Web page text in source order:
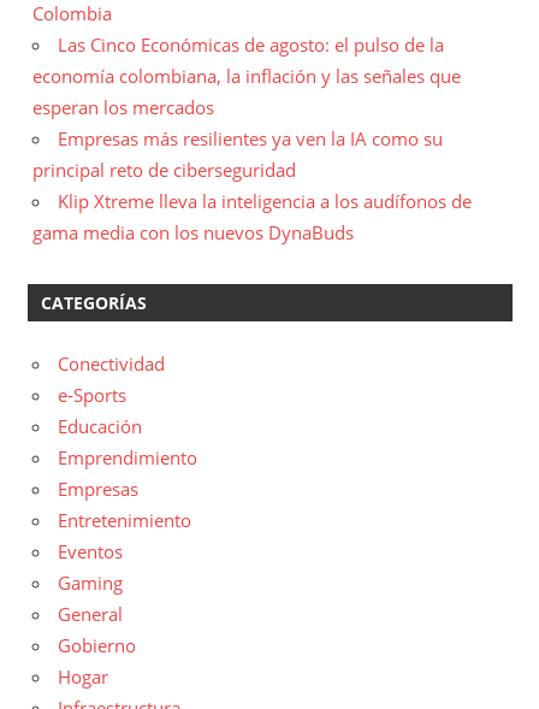
Colombia
Las Cinco Económicas de agosto: el pulso de la
economía colombiana, la inflación y las señales que
esperan los mercados
Empresas más resilientes ya ven la IA como su
principal reto de ciberseguridad
Klip Xtreme lleva la inteligencia a los audífonos de
gama media con los nuevos DynaBuds
CATEGORÍAS
Conectividad
e-Sports
Educación
Emprendimiento
Empresas
Entretenimiento
Eventos
Gaming
General
Gobierno
Hogar